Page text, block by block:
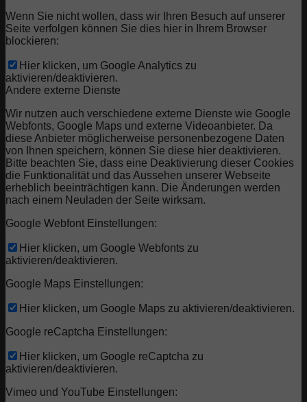
Wenn Sie nicht wollen, dass wir Ihren Besuch auf unserer
Seite verfolgen können Sie dies hier in Ihrem Browser
blockieren:
Hier klicken, um Google Analytics zu
aktivieren/deaktivieren.
Andere externe Dienste
Wir nutzen auch verschiedene externe Dienste wie Google
Webfonts, Google Maps und externe Videoanbieter. Da
diese Anbieter möglicherweise personenbezogene Daten
von Ihnen speichern, können Sie diese hier deaktivieren.
Bitte beachten Sie, dass eine Deaktivierung dieser Cookies
die Funktionalität und das Aussehen unserer Webseite
erheblich beeinträchtigen kann. Die Änderungen werden
nach einem Neuladen der Seite wirksam.
Google Webfont Einstellungen:
Hier klicken, um Google Webfonts zu
aktivieren/deaktivieren.
Google Maps Einstellungen:
Hier klicken, um Google Maps zu aktivieren/deaktivieren.
Google reCaptcha Einstellungen:
Hier klicken, um Google reCaptcha zu
aktivieren/deaktivieren.
Vimeo und YouTube Einstellungen: